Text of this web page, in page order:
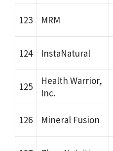
123 MRM
124 InstaNatural
125
Health Warrior,
Inc.
126 Mineral Fusion